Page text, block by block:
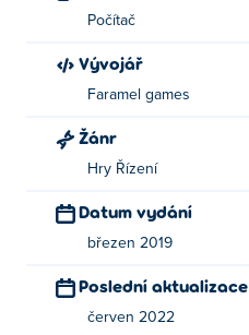
Počítač
Vývojář
Faramel games
Žánr
Hry Řízení
Datum vydání
březen 2019
Poslední aktualizace
červen 2022